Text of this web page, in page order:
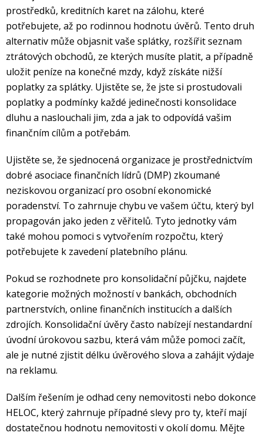
prostředků, kreditních karet na zálohu, které
potřebujete, až po rodinnou hodnotu úvěrů. Tento druh
alternativ může objasnit vaše splátky, rozšířit seznam
ztrátových obchodů, ze kterých musíte platit, a případně
uložit peníze na konečné mzdy, když získáte nižší
poplatky za splátky. Ujistěte se, že jste si prostudovali
poplatky a podmínky každé jedinečnosti konsolidace
dluhu a naslouchali jim, zda a jak to odpovídá vašim
finančním cílům a potřebám.
Ujistěte se, že sjednocená organizace je prostřednictvím
dobré asociace finančních lídrů (DMP) zkoumané
neziskovou organizací pro osobní ekonomické
poradenství. To zahrnuje chybu ve vašem účtu, který byl
propagován jako jeden z věřitelů. Tyto jednotky vám
také mohou pomoci s vytvořením rozpočtu, který
potřebujete k zavedení platebního plánu.
Pokud se rozhodnete pro konsolidační půjčku, najdete
kategorie možných možností v bankách, obchodních
partnerstvích, online finančních institucích a dalších
zdrojích. Konsolidační úvěry často nabízejí nestandardní
úvodní úrokovou sazbu, která vám může pomoci začít,
ale je nutné zjistit délku úvěrového slova a zahájit výdaje
na reklamu.
Dalším řešením je odhad ceny nemovitosti nebo dokonce
HELOC, který zahrnuje případné slevy pro ty, kteří mají
dostatečnou hodnotu nemovitosti v okolí domu. Mějte